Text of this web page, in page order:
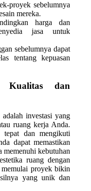
proyek sebelumnya
mereka.
harga dan
jasa untuk
sebelumnya dapat
tentang kepuasan
Kualitas dan
adalah investasi yang
ruang kerja Anda.
dan mengikuti
dapat memastikan
kebutuhan
ruang dengan
proyek bikin
yang unik dan